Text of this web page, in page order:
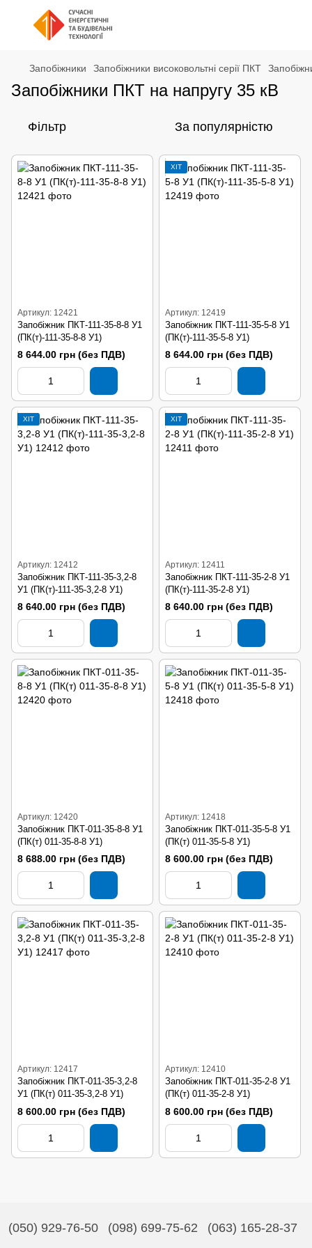
Запобіжники Запобіжники високовольтні серії ПКТ
Запобіжники ПКТ на напругу 35 кВ
Фільтр За популярністю
Артикул: 12421
Запобіжник ПКТ-111-35-8-8 У1
(ПК(т)-111-35-8-8 У1)
8 644.00 грн (без ПДВ)
ХІТ
Артикул: 12419
Запобіжник ПКТ-111-35-5-8 У1
(ПК(т)-111-35-5-8 У1)
8 644.00 грн (без ПДВ)
ХІТ
Артикул: 12412
Запобіжник ПКТ-111-35-3,2-8
У1 (ПК(т)-111-35-3,2-8 У1)
8 640.00 грн (без ПДВ)
ХІТ
Артикул: 12411
Запобіжник ПКТ-111-35-2-8 У1
(ПК(т)-111-35-2-8 У1)
8 640.00 грн (без ПДВ)
Артикул: 12420
Запобіжник ПКТ-011-35-8-8 У1
(ПК(т) 011-35-8-8 У1)
8 688.00 грн (без ПДВ)
Артикул: 12418
Запобіжник ПКТ-011-35-5-8 У1
(ПК(т) 011-35-5-8 У1)
8 600.00 грн (без ПДВ)
Артикул: 12417
Запобіжник ПКТ-011-35-3,2-8
У1 (ПК(т) 011-35-3,2-8 У1)
8 600.00 грн (без ПДВ)
Артикул: 12410
Запобіжник ПКТ-011-35-2-8 У1
(ПК(т) 011-35-2-8 У1)
8 600.00 грн (без ПДВ)
(050) 929-76-50 (098) 699-75-62 (063) 165-28-37